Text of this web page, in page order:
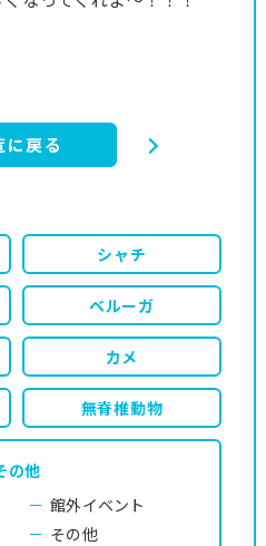
に戻る
シャチ
ベルーガ
カメ
無脊椎動物
の他
館外イベント
その他